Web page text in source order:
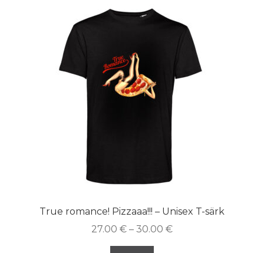
True romance! Pizzaaa!!! – Unisex T-särk
27.00 € – 30.00 €